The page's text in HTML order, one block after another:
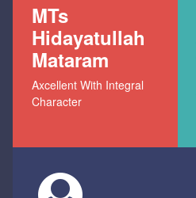
MTs
Hidayatullah
Mataram
Axcellent With Integral
Character